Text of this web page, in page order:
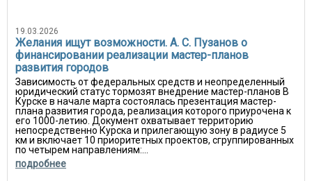
19.03.2026
Желания ищут возможности. А. С. Пузанов о
финансировании реализации мастер-планов
развития городов
Зависимость от федеральных средств и неопределенный
юридический статус тормозят внедрение мастер-планов В
Курске в начале марта состоялась презентация мастер-
плана развития города, реализация которого приурочена к
его 1000-летию. Документ охватывает территорию
непосредственно Курска и прилегающую зону в радиусе 5
км и включает 10 приоритетных проектов, сгруппированных
по четырем направлениям:...
подробнее